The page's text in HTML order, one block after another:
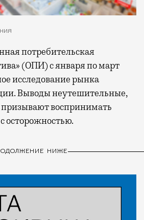
(ОПИ) с января по март
исследование рынка
Выводы неутешительные,
призывают воспринимать
осторожностью.
НИЖЕ